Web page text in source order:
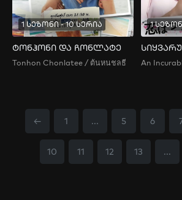
1 სეზონი - 10 სერია
ტონჰონი და ჩონლატე
Tonhon Chonlatee / ต้นหนชลธี
1
← 1 ... 5 6
10 11 12 13 ...